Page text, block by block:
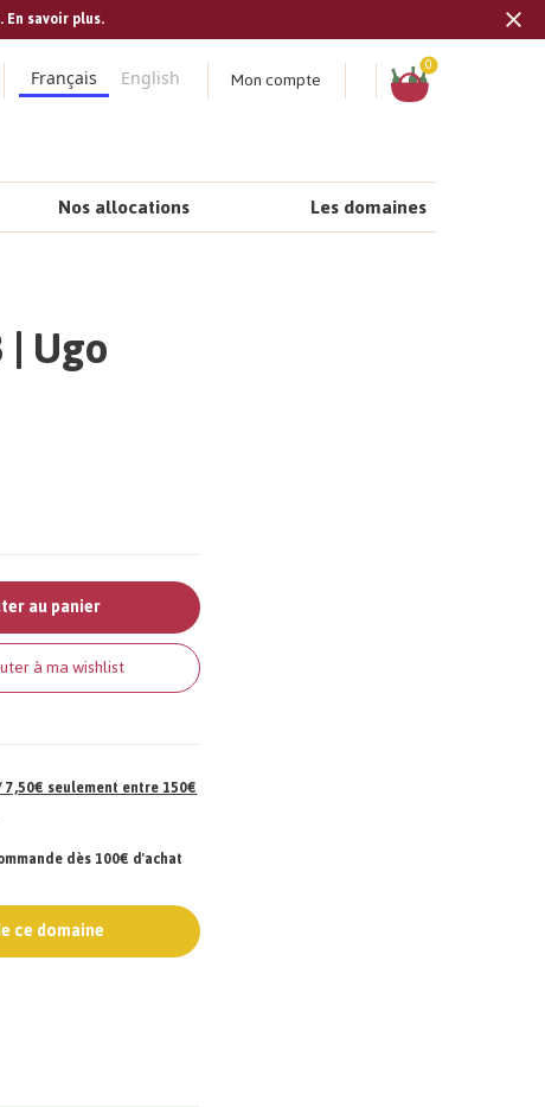
savoir plus.
Français English Mon compte
Panier
0
Nos allocations Les domaines
Ugo
au panier
à ma wishlist
seulement entre 150€
dès 100€ d'achat
ce domaine